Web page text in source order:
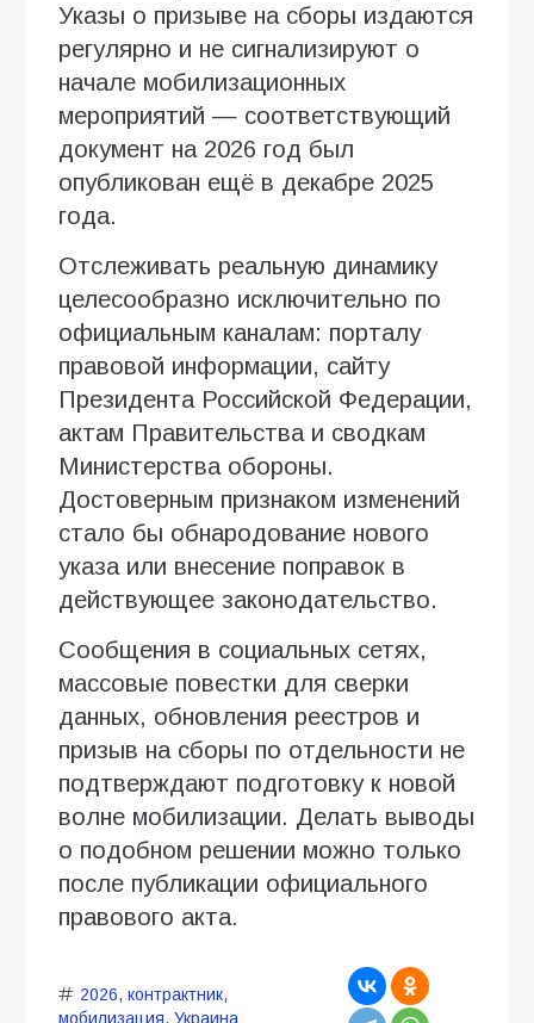
Указы о призыве на сборы издаются
регулярно и не сигнализируют о
начале мобилизационных
мероприятий — соответствующий
документ на 2026 год был
опубликован ещё в декабре 2025
года.
Отслеживать реальную динамику
целесообразно исключительно по
официальным каналам: порталу
правовой информации, сайту
Президента Российской Федерации,
актам Правительства и сводкам
Министерства обороны.
Достоверным признаком изменений
стало бы обнародование нового
указа или внесение поправок в
действующее законодательство.
Сообщения в социальных сетях,
массовые повестки для сверки
данных, обновления реестров и
призыв на сборы по отдельности не
подтверждают подготовку к новой
волне мобилизации. Делать выводы
о подобном решении можно только
после публикации официального
правового акта.
2026, контрактник,
мобилизация, Украина